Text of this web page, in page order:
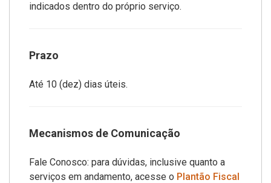
indicados dentro do próprio serviço.
Prazo
Até 10 (dez) dias úteis.
Mecanismos de Comunicação
Fale Conosco: para dúvidas, inclusive quanto a
serviços em andamento, acesse o Plantão Fiscal